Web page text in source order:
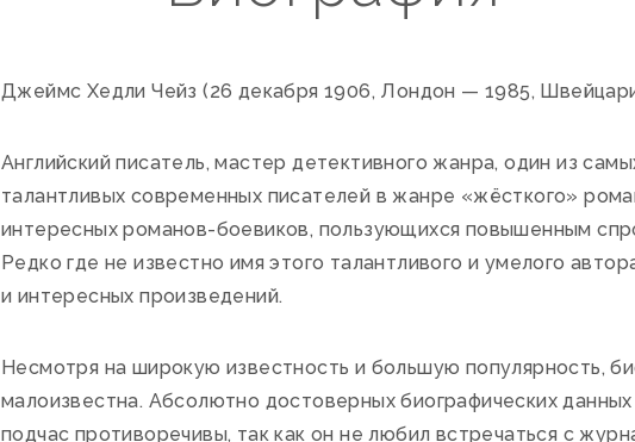
Джеймс Хедли Чейз (26 декабря 1906, Лондон — 1985,
Английский писатель, мастер детективного жанра, один из
талантливых современных писателей в жанре «жёсткого»
интересных романов-боевиков, пользующихся повышенным
Редко где не известно имя этого талантливого и умелого
и интересных произведений.
Несмотря на широкую известность и большую популярность,
малоизвестна. Абсолютно достоверных биографических
подчас противоречивы, так как он не любил встречаться с